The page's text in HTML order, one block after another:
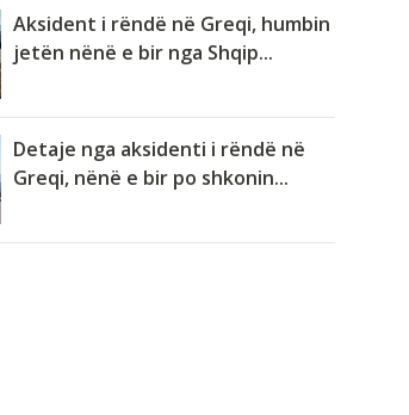
Aksident i rëndë në Greqi, humbin
jetën nënë e bir nga Shqip...
Detaje nga aksidenti i rëndë në
Greqi, nënë e bir po shkonin...